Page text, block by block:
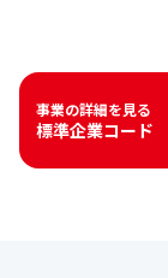
事業の詳細を見る
標準企業コード